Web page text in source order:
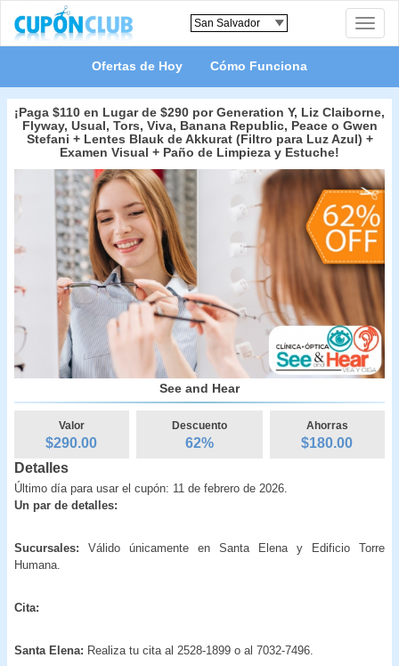
Toggle
Ofertas de Hoy Cómo Funciona
¡Paga $110 en Lugar de $290 por Generation Y, Liz Claiborne,
Flyway, Usual, Tors, Viva, Banana Republic, Peace o Gwen
Stefani + Lentes Blauk de Akkurat (Filtro para Luz Azul) +
Examen Visual + Paño de Limpieza y Estuche!
See and Hear
Valor
$290.00
Descuento
62%
Ahorras
$180.00
Detalles
Último día para usar el cupón: 11 de febrero de 2026.
Un par de detalles:
Sucursales: Válido únicamente en Santa Elena y Edificio Torre
Humana.
Cita:
Santa Elena: Realiza tu cita al 2528-1899 o al 7032-7496.